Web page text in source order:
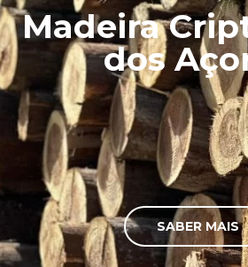
Madeira
dos
SABER MAIS